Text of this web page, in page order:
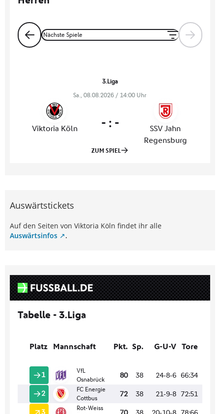
Auswärtstickets
Auf den Seiten von Viktoria Köln findet ihr alle
Auswärtsinfos
.